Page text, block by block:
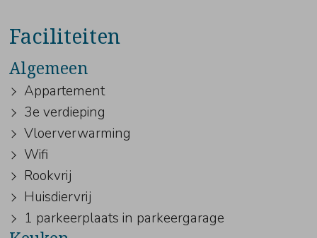
Faciliteiten
Algemeen
Appartement
3e verdieping
Vloerverwarming
Wifi
Rookvrij
Huisdiervrij
1 parkeerplaats in parkeergarage